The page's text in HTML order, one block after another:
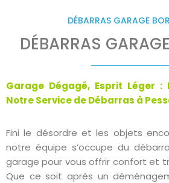
DÉBARRAS GARAGE
DÉBARRAS
Garage Dégagé, Esprit Léger :
Notre Service de Débarras à
Fini le désordre et les objets
notre équipe s’occupe du
garage pour vous offrir confort et
Que ce soit après un